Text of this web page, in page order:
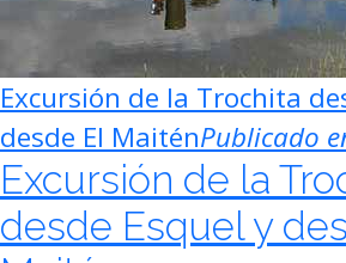
Excursión de la Trochita
desde El MaiténPublicado
Excursión de la
desde Esquel y